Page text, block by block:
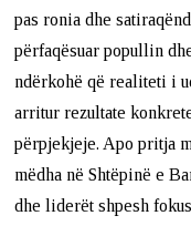
pas ronia dhe
përfaqësuar popullin
ndërkohë që realiteti i
arritur rezultate
përpjekjeje. Apo pritja
mëdha në Shtëpinë e
dhe liderët shpesh